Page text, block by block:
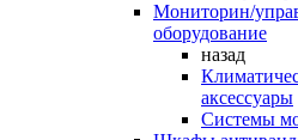
Мониторин/
оборудование
назад
аксессуары
Системы